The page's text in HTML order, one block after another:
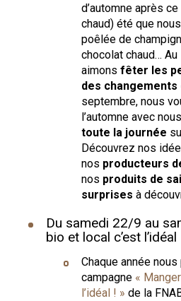
d’automne après
chaud) été que
poêlée de
chocolat chaud… Au
aimons fêter les
des changements
septembre, nous
l’automne avec
toute la journée
Découvrez nos
nos producteurs
nos produits de
surprises à
Du samedi 22/9 au
bio et local c’est l’idéal
Chaque année
campagne «
l’idéal ! » de la